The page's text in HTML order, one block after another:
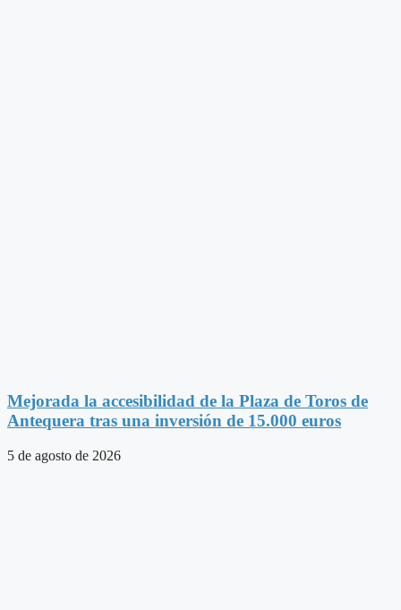
Mejorada la accesibilidad de la Plaza de Toros de
Antequera tras una inversión de 15.000 euros
5 de agosto de 2026